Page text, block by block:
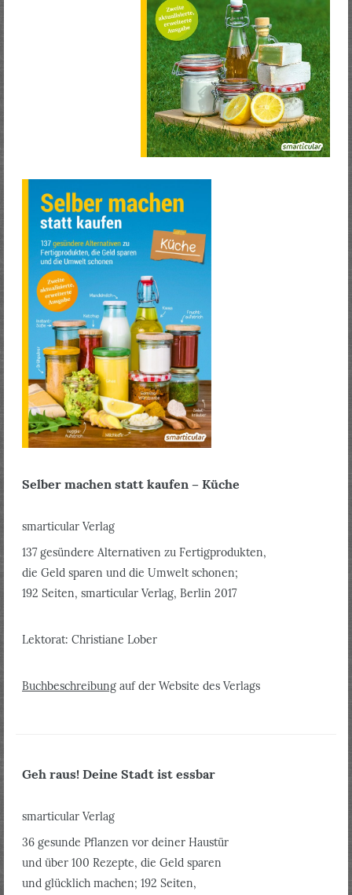
Selber machen statt kaufen – Küche
smarticular Verlag
137 gesündere Alternativen zu Fertigprodukten,
die Geld sparen und die Umwelt schonen;
192 Seiten, smarticular Verlag, Berlin 2017
Lektorat: Christiane Lober
Buchbeschreibung auf der Website des Verlags
Geh raus! Deine Stadt ist essbar
smarticular Verlag
36 gesunde Pflanzen vor deiner Haustür
und über 100 Rezepte, die Geld sparen
und glücklich machen; 192 Seiten,